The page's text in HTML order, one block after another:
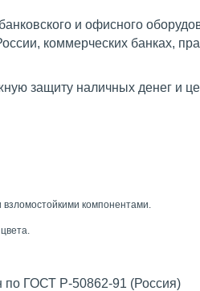
и офисного
коммерческих банках,
защиту наличных денег и
компонентами.
по ГОСТ Р-50862-91 (Россия)